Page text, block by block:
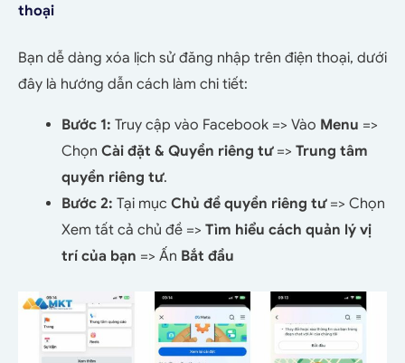
thoại
Bạn dễ dàng xóa lịch sử đăng nhập trên điện thoại, dưới
đây là hướng dẫn cách làm chi tiết:
Bước 1: Truy cập vào Facebook => Vào Menu =>
Chọn Cài đặt & Quyền riêng tư=> Trung tâm
quyền riêng tư.
Bước 2: Tại mục Chủ đề quyền riêng tư=> Chọn
Xem tất cả chủ đề => Tìm hiểu cách quản lý vị
trí của bạn => Ấn Bắt đầu